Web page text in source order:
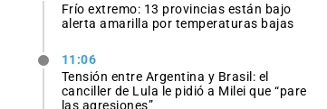
Frío extremo: 13 provincias están bajo
alerta amarilla por temperaturas bajas
11:06
Tensión entre Argentina y Brasil: el
canciller de Lula le pidió a Milei que “pare
las agresiones”